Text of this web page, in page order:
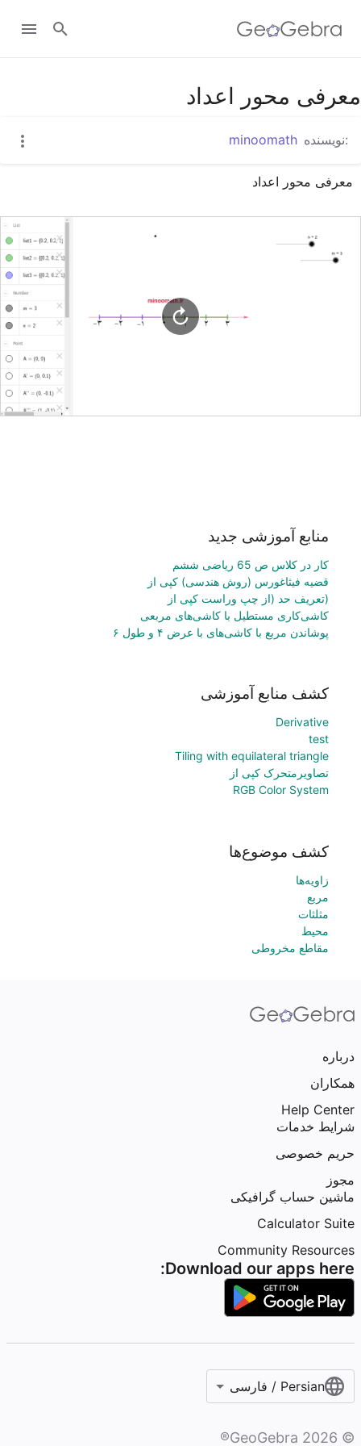
Google Classroom
GeoGebra Classroom
معرفی محور اعداد
:نویسنده minoomath
معرفی محور اعداد
منابع آموزشی جدید
کار در کلاس ص 65 ریاضی ششم
قضیه فیثاغورس (روش هندسی) کپی از
(تعريف حد (از چپ وراست کپی از
کاشی‌کاری مستطیل با کاشی‌های مربعی
پوشاندن مربع با کاشی‌های با عرض ۴ و طول ۶
کشف منابع آموزشی
Derivative
test
Tiling with equilateral triangle
تصاویرمتحرک کپی از
RGB Color System
کشف موضوع‌ها
زاویه‌ها
مربع
مثلثات
محیط
مقاطع مخروطی
درباره
همکاران
Help Center
شرایط خدمات
حریم خصوصی
مجوز
ماشین حساب گرافیکی
Calculator Suite
Community Resources
Download our apps here:
Persian / فارسی‎
©
2026